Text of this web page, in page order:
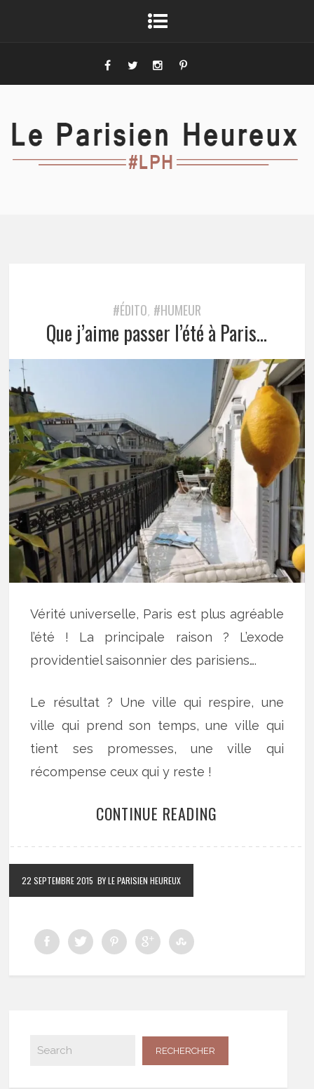
#ÉDITO, #HUMEUR
Que j’aime passer l’été à Paris…
Vérité universelle, Paris est plus agréable
l’été ! La principale raison ? L’exode
providentiel saisonnier des parisiens….
Le résultat ? Une ville qui respire, une
ville qui prend son temps, une ville qui
tient ses promesses, une ville qui
récompense ceux qui y reste !
CONTINUE READING
22 SEPTEMBRE 2015 BY LE PARISIEN HEUREUX